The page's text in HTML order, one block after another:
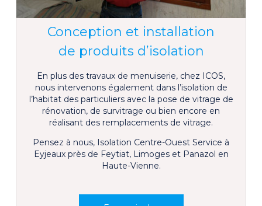
Conception et installation
de produits d’isolation
En plus des travaux de menuiserie, chez ICOS,
nous intervenons également dans l’isolation de
l’habitat des particuliers avec la pose de vitrage de
rénovation, de survitrage ou bien encore en
réalisant des remplacements de vitrage.
Pensez à nous, Isolation Centre-Ouest Service à
Eyjeaux près de Feytiat, Limoges et Panazol en
Haute-Vienne.